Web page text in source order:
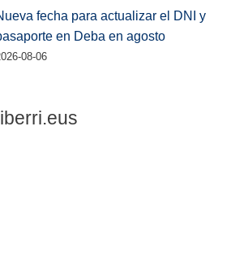
fecha para actualizar el DNI y
en Deba en agosto
08-06